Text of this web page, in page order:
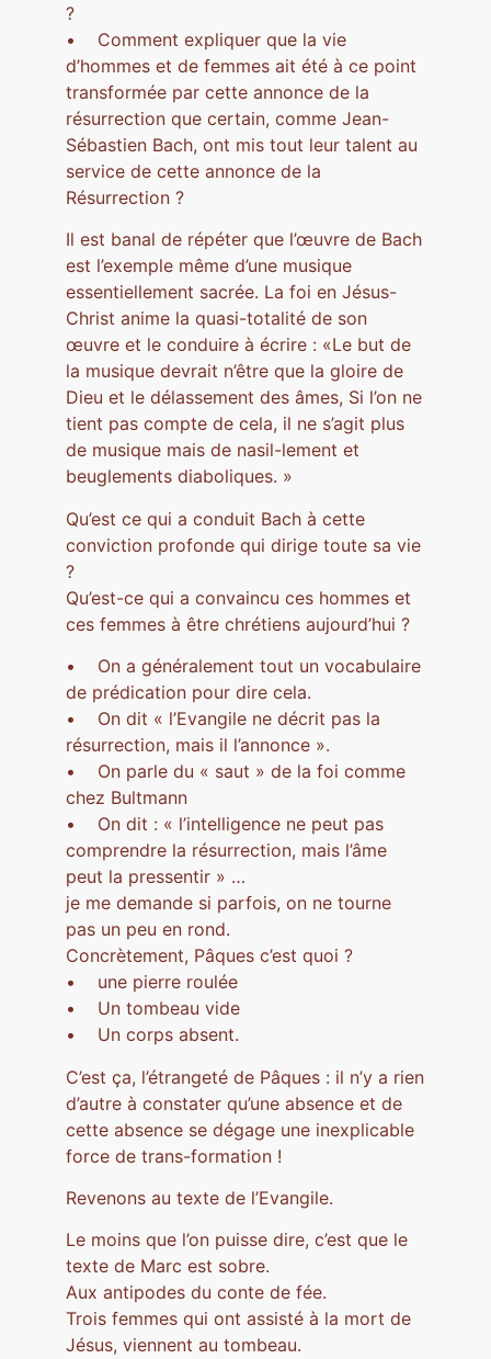
?
• Comment expliquer que la vie
d’hommes et de femmes ait été à ce point
transformée par cette annonce de la
résurrection que certain, comme Jean-
Sébastien Bach, ont mis tout leur talent au
service de cette annonce de la
Résurrection ?
Il est banal de répéter que l’œuvre de Bach
est l’exemple même d’une musique
essentiellement sacrée. La foi en Jésus-
Christ anime la quasi-totalité de son
œuvre et le conduire à écrire : «Le but de
la musique devrait n’être que la gloire de
Dieu et le délassement des âmes, Si l’on ne
tient pas compte de cela, il ne s’agit plus
de musique mais de nasil-lement et
beuglements diaboliques. »
Qu’est ce qui a conduit Bach à cette
conviction profonde qui dirige toute sa vie
?
Qu’est-ce qui a convaincu ces hommes et
ces femmes à être chrétiens aujourd’hui ?
• On a généralement tout un vocabulaire
de prédication pour dire cela.
• On dit « l’Evangile ne décrit pas la
résurrection, mais il l’annonce ».
• On parle du « saut » de la foi comme
chez Bultmann
• On dit : « l’intelligence ne peut pas
comprendre la résurrection, mais l’âme
peut la pressentir » …
je me demande si parfois, on ne tourne
pas un peu en rond.
Concrètement, Pâques c’est quoi ?
• une pierre roulée
• Un tombeau vide
• Un corps absent.
C’est ça, l’étrangeté de Pâques : il n’y a rien
d’autre à constater qu’une absence et de
cette absence se dégage une inexplicable
force de trans-formation !
Revenons au texte de l’Evangile.
Le moins que l’on puisse dire, c’est que le
texte de Marc est sobre.
Aux antipodes du conte de fée.
Trois femmes qui ont assisté à la mort de
Jésus, viennent au tombeau.